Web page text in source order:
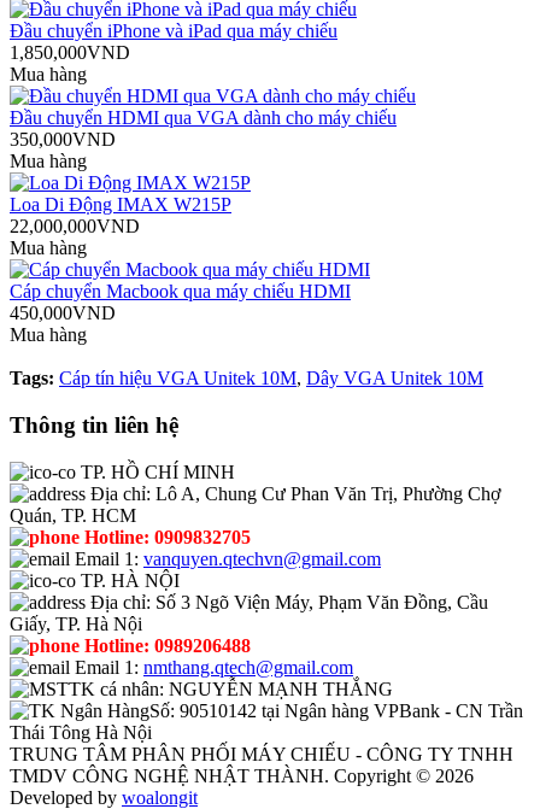
Đầu chuyển iPhone và iPad qua máy chiếu
1,850,000VND
Mua hàng
Đầu chuyển HDMI qua VGA dành cho máy chiếu
350,000VND
Mua hàng
Loa Di Động IMAX W215P
22,000,000VND
Mua hàng
Cáp chuyển Macbook qua máy chiếu HDMI
450,000VND
Mua hàng
Tags: Cáp tín hiệu VGA Unitek 10M, Dây VGA Unitek 10M
Thông tin liên hệ
TP. HỒ CHÍ MINH
Địa chỉ: Lô A, Chung Cư Phan Văn Trị, Phường Chợ
Quán, TP. HCM
Hotline: 0909832705
Email 1: vanquyen.qtechvn@gmail.com
TP. HÀ NỘI
Địa chỉ: Số 3 Ngõ Viện Máy, Phạm Văn Đồng, Cầu
Giấy, TP. Hà Nội
Hotline: 0989206488
Email 1: nmthang.qtech@gmail.com
TK cá nhân: NGUYỄN MẠNH THẮNG
Số: 90510142 tại Ngân hàng VPBank - CN Trần
Thái Tông Hà Nội
TRUNG TÂM PHÂN PHỐI MÁY CHIẾU - CÔNG TY TNHH
TMDV CÔNG NGHỆ NHẬT THÀNH. Copyright © 2026
Developed by woalongit